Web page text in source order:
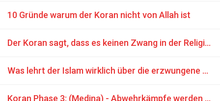
10 Gründe warum der Koran nicht von Allah ist
Der Koran sagt, dass es keinen Zwang in der Religion geben kann
Was lehrt der Islam wirklich über die erzwungene Konversion?
Koran Phase 3: (Medina) - Abwehrkämpfe werden befohlen